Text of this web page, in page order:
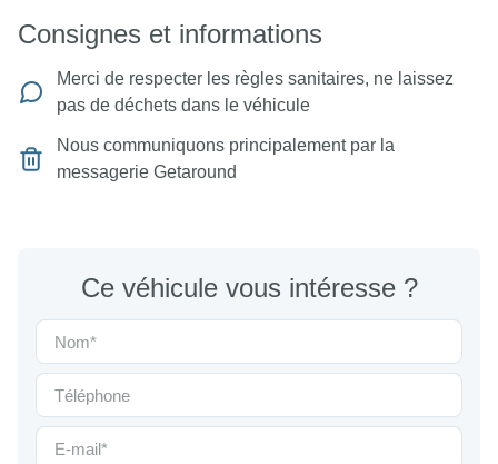
Consignes et informations
Merci de respecter les règles sanitaires, ne laissez
pas de déchets dans le véhicule
Nous communiquons principalement par la
messagerie Getaround
Ce véhicule vous intéresse ?